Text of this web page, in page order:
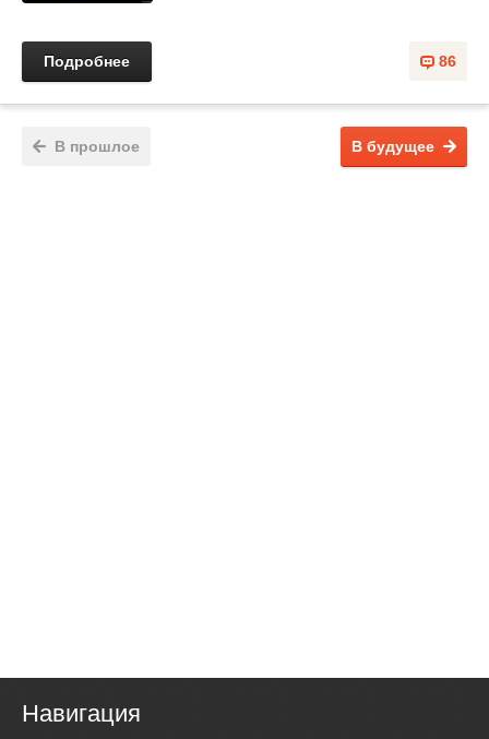
86
Подробнее
В будущее
В прошлое
Навигация